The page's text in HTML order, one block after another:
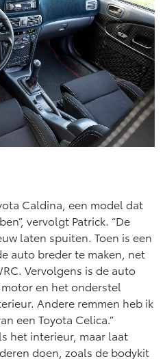
Vanaf € 56.570,-
Caldina, een model dat
vervolgt Patrick. “De
laten spuiten. Toen is een
auto breder te maken, net
Vervolgens is de auto
en het onderstel
Andere remmen heb ik
een Toyota Celica.”
het interieur, maar laat
doen, zoals de bodykit